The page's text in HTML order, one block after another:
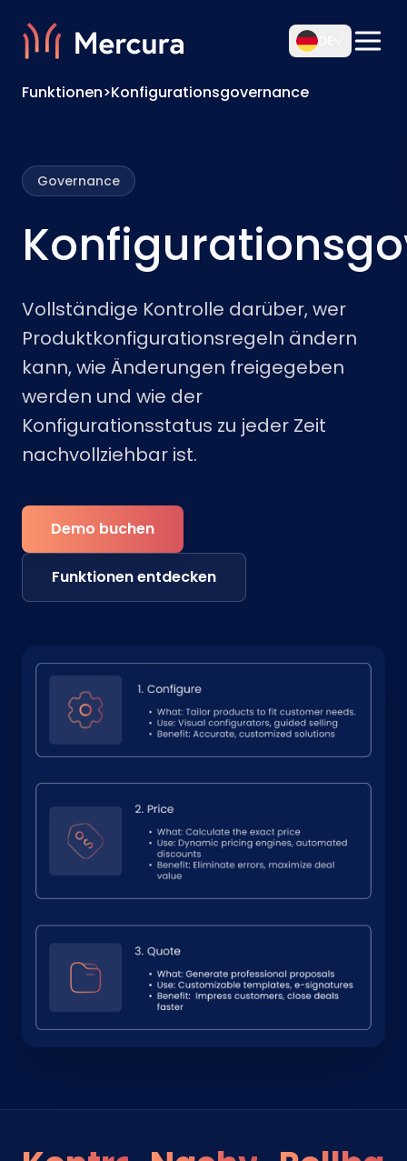
Funktionen>Konfigurationsgovernance
Governance
Vollständige Kontrolle darüber, wer
Produktkonfigurationsregeln ändern
kann, wie Änderungen freigegeben
werden und wie der
Konfigurationsstatus zu jeder Zeit
nachvollziehbar ist.
Demo buchen
Funktionen entdecken